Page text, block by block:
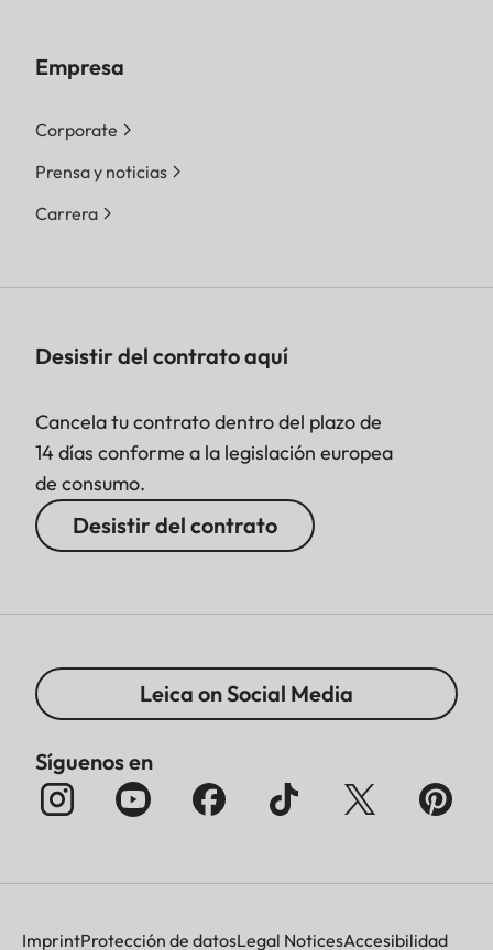
Empresa
Corporate
Prensa y noticias
Carrera
Desistir del contrato aquí
Cancela tu contrato dentro del plazo de
14 días conforme a la legislación europea
de consumo.
Desistir del contrato
Leica on Social Media
Síguenos en
ImprintProtección de datosLegal NoticesAccesibilidad